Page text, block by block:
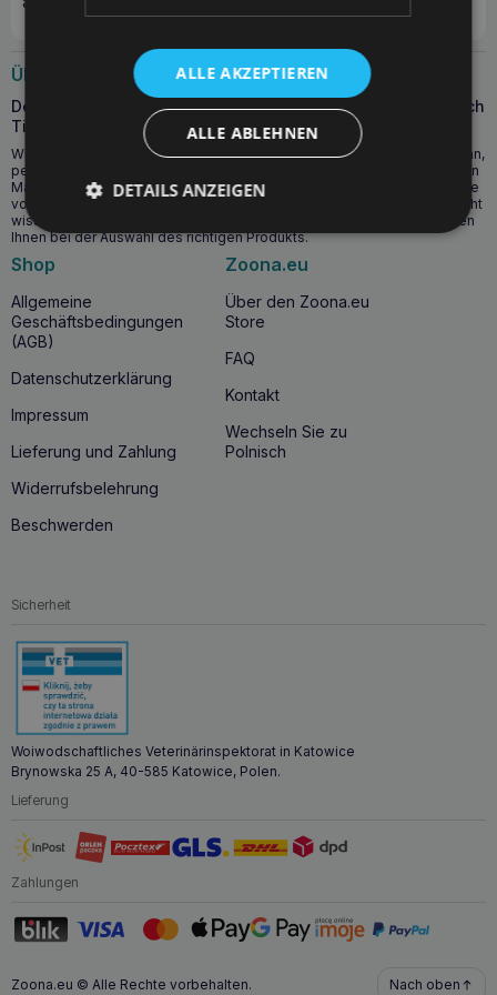
Über uns
Der Zoona.eu-Shop wurde von Tierärzten erstellt, die täglich
Tieren helfen.
Wir lieben Tiere und bieten in unserem Shop hochwertigste Produkte an,
perfekt abgestimmt auf Ihr Haustier. Unser Sortiment umfasst Futter von
Marken wie: Royal Canin, Hill’s, Purina, Calibra, Josera, Brit und Präparate
von VetPlus, Vetoquinol, Bayer, Vetfood, iloVet, Vetexpert. Wenn Sie nicht
wissen, welches Futter Sie wählen sollen, fragen Sie uns und wir helfen
Ihnen bei der Auswahl des richtigen Produkts.
Shop
Allgemeine
Geschäftsbedingungen
(AGB)
Datenschutzerklärung
Impressum
Lieferung und Zahlung
Widerrufsbelehrung
Beschwerden
Zoona.eu
Über den Zoona.eu
Store
FAQ
Kontakt
Wechseln Sie zu
Polnisch
Sicherheit
Woiwodschaftliches Veterinärinspektorat in Katowice
Brynowska 25 A, 40-585 Katowice, Polen.
Lieferung
Zahlungen
Zoona.eu © Alle Rechte vorbehalten. Nach oben
ALLE AKZEPTIEREN
ALLE ABLEHNEN
DETAILS ANZEIGEN